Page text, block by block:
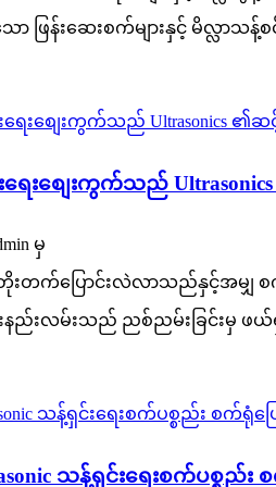
ဖြန်းဆေးစက်များနှင့် မိလ္လာသန့်
ေးစျေးကွက်သည်
မှ
တိုးတက်ပြောင်းလဲလာသည်နှင့်အမျှ
းနည်းလမ်းသည် ညစ်ညမ်းခြင်းမှ ဖယ်
သန့်ရှင်းရေးစက်ပစ္စည်း